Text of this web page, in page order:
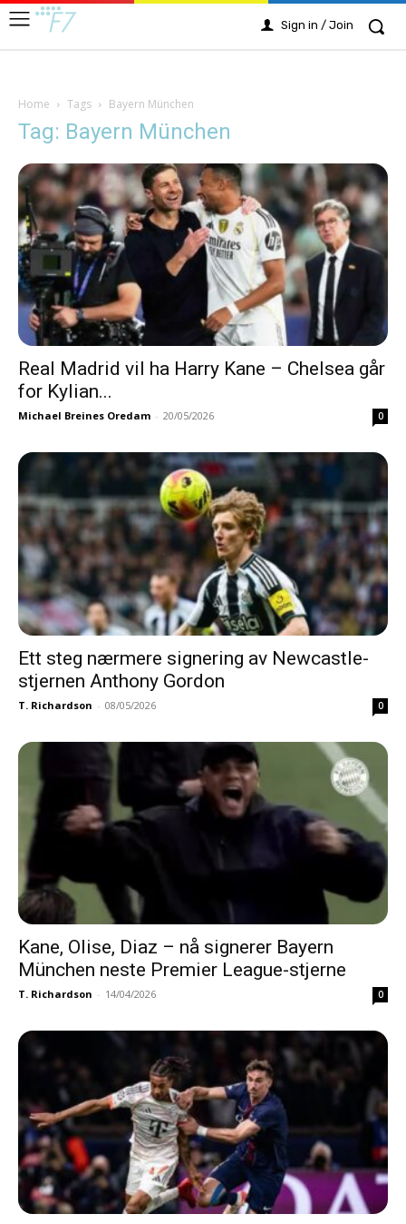
Sign in / Join
Home Tags Bayern München
Tag: Bayern München
Real Madrid vil ha Harry Kane – Chelsea går
for Kylian...
Michael Breines Oredam - 20/05/2026 0
Ett steg nærmere signering av Newcastle-
stjernen Anthony Gordon
T. Richardson - 08/05/2026 0
Kane, Olise, Diaz – nå signerer Bayern
München neste Premier League-stjerne
T. Richardson - 14/04/2026 0